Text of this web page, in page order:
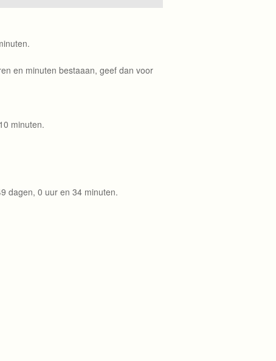
en minuten bestaaan, geef dan voor
minuten.
dagen, 0 uur en 34 minuten.